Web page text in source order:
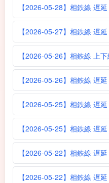
【2026-05-28】相鉄線 遅延
【2026-05-27】相鉄線 遅延
【2026-05-26】相鉄線 上
【2026-05-26】相鉄線 遅延
【2026-05-25】相鉄線 遅延
【2026-05-25】相鉄線 遅延
【2026-05-22】相鉄線 遅延
【2026-05-22】相鉄線 遅延